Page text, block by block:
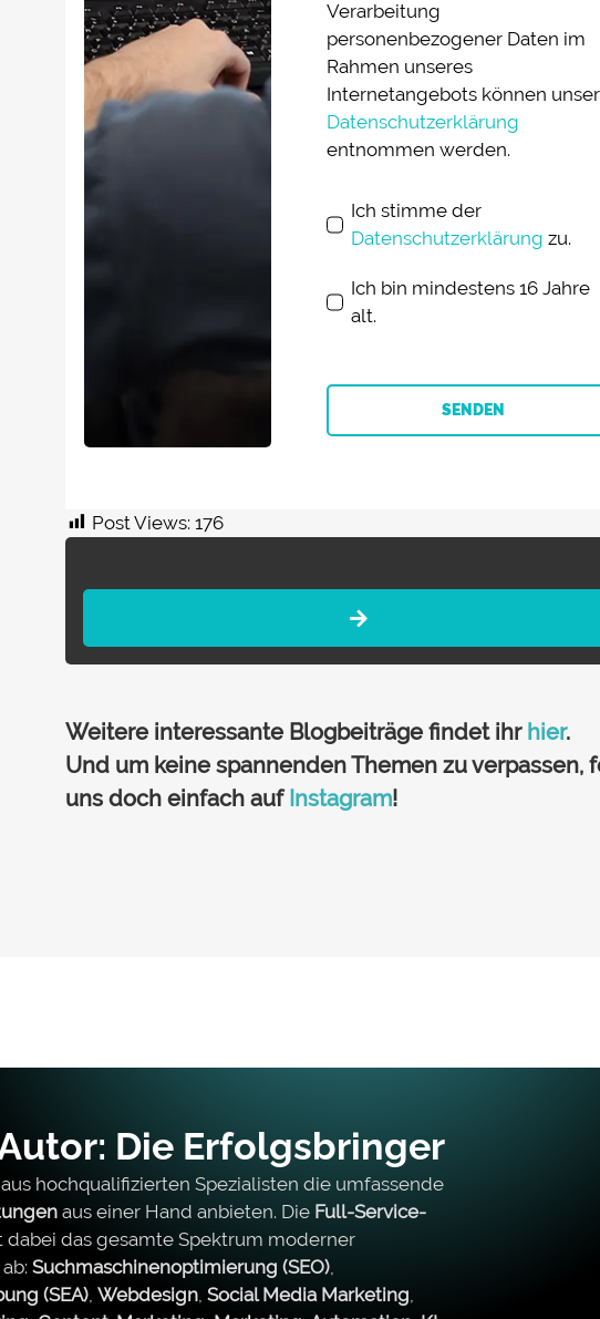
Verarbeitung
personenbezogener Daten im
Rahmen unseres
Internetangebots können
Datenschutzerklärung
entnommen werden.
Ich stimme der
Datenschutzerklärung zu.
Ich bin mindestens 16 Jahre
alt.
SENDEN
Post Views: 176
Weitere interessante Blogbeiträge findet ihr hier.
Und um keine spannenden Themen zu verpassen,
uns doch einfach auf Instagram!
Die Erfolgsbringer
hochqualifizierten Spezialisten die umfassende
aus einer Hand anbieten. Die Full-Service-
das gesamte Spektrum moderner
Suchmaschinenoptimierung (SEO),
(SEA), Webdesign, Social Media Marketing,